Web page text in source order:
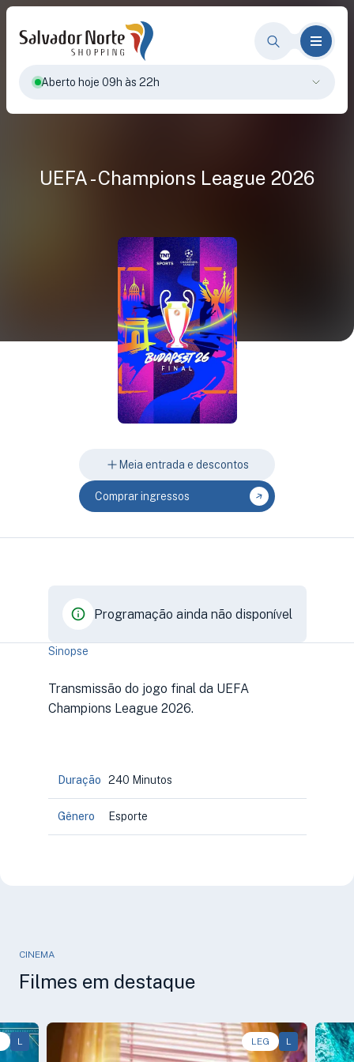
Aberto hoje 09h às 22h
UEFA - Champions League 2026
Meia entrada e descontos
Comprar ingressos
Programação ainda não disponível
Sinopse
Transmissão do jogo final da UEFA
Champions League 2026.
Duração 240 Minutos
Gênero Esporte
CINEMA
Filmes em destaque
L LEG L
Animação, Aventura, Comédia • • 1h40